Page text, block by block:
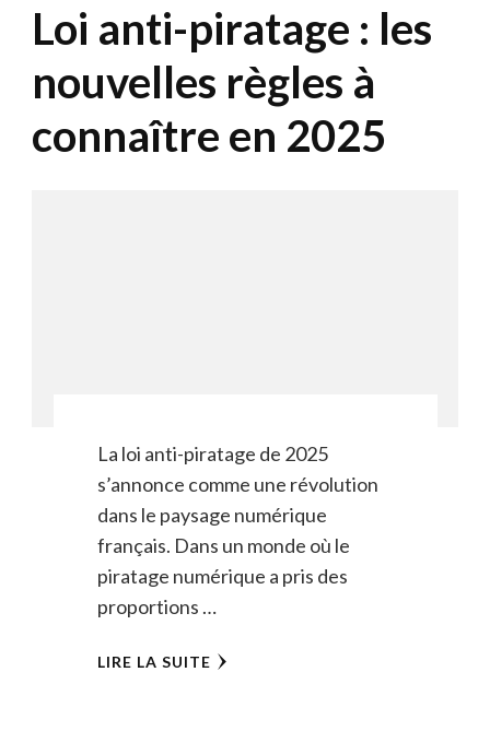
Loi anti-piratage : les
nouvelles règles à
connaître en 2025
La loi anti-piratage de 2025
s’annonce comme une révolution
dans le paysage numérique
français. Dans un monde où le
piratage numérique a pris des
proportions …
LIRE LA SUITE